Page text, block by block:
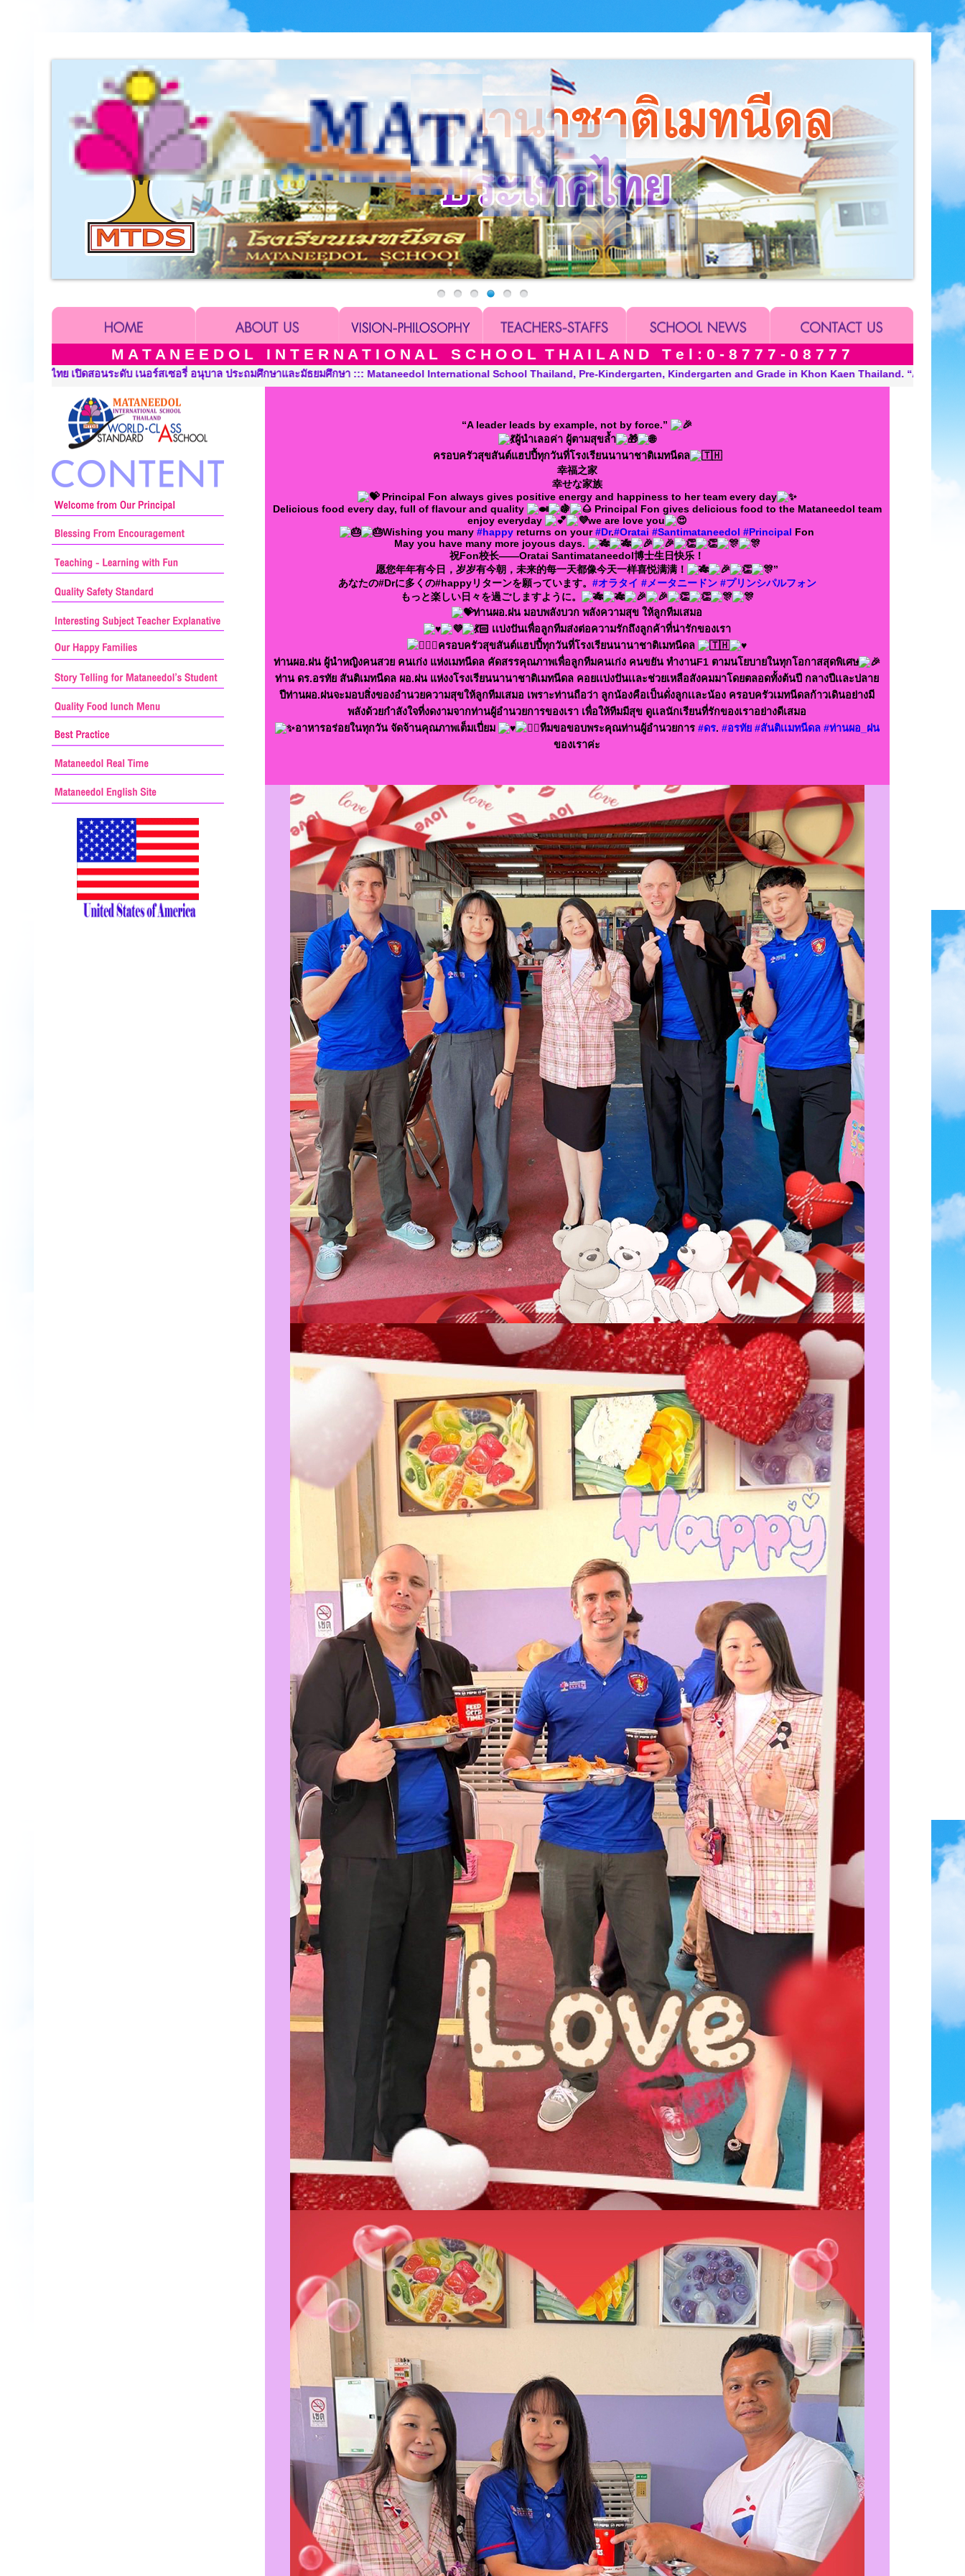
M A T A N E E D O L I N T E R N A T I O N A L S C H O O L T H A I L A N D T e l : 0 - 8 7 7 7 - 0 8 7 7 7
ะถมศึกษาและมัธยมศึกษา ::: Mataneedol International School Thailand, Pre-Kindergarten, Kindergarten and Grade in Khon Kaen Thailand. “A Modern, Environmentally Conscious School
“A leader leads by example, not by force.”
ผู้นำเลอค่า ผู้ตามสุขล้ำ
ครอบครัวสุขสันต์แฮปปี้ทุกวันที่โรงเรียนนานาชาติเมทนีดล
幸福之家
幸せな家族
Principal Fon always gives positive energy and happiness to her team every day
Delicious food every day, full of flavour and quality
Principal Fon gives delicious food to the Mataneedol team
enjoy everyday
we are love you
Wishing you many #happy returns on your#Dr.#Oratai #Santimataneedol #Principal Fon
May you have many more joyous days.
祝Fon校长——Oratai Santimataneedol博士生日快乐！
愿您年年有今日，岁岁有今朝，未来的每一天都像今天一样喜悦满满！
”
あなたの#Drに多くの#happyリターンを願っています。 #オラタイ #メータニードン #プリンシパルフォン
もっと楽しい日々を過ごしますように。
ท่านผอ.ฝน มอบพลังบวก พลังความสุข ให้ลูกทีมเสมอ
เเบ่งปันเพื่อลูกทีมส่งต่อความรักถึงลูกค้าที่น่ารักของเรา
ครอบครัวสุขสันต์แฮปปี้ทุกวันที่โรงเรียนนานาชาติเมทนีดล
ท่านผอ.ฝน ผู้นำหญิงคนสวย คนเก่ง แห่งเมทนีดล คัดสรรคุณภาพเพื่อลูกทีมคนเก่ง คนขยัน ทำงานF1 ตามนโยบายในทุกโอกาสสุดพิเศษ
ท่าน ดร.อรทัย สันติเมทนีดล ผอ.ฝน แห่งงโรงเรียนนานาชาติเมทนีดล คอยเเบ่งปันเเละช่วยเหลือสังคมมาโดยตลอดทั้งต้นปี กลางปีเเละปลาย
ปีท่านผอ.ฝนจะมอบสิ่งของอำนวยความสุขให้ลูกทีมเสมอ เพราะท่านถือว่า ลูกน้องคือเป็นดั่งลูกเเละน้อง ครอบครัวเมทนีดลก้าวเดินอย่างมี
พลังด้วยกำลังใจที่งดงามจากท่านผู้อำนวยการของเรา เพื่อให้ทีมมีสุข ดูเเลนักเรียนที่รักของเราอย่างดีเสมอ
อาหารอร่อยในทุกวัน จัดจ้านคุณภาพเต็มเปี่ยม
ทีมขอขอบพระคุณท่านผู้อำนวยการ #ดร. #อรทัย #สันติเเมทนีดล #ท่านผอ_ฝน
ของเราค่ะ